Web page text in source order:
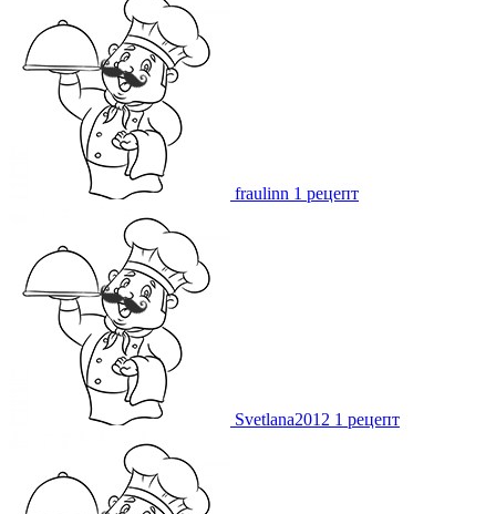
fraulinn 1 рецепт
Svetlana2012 1 рецепт